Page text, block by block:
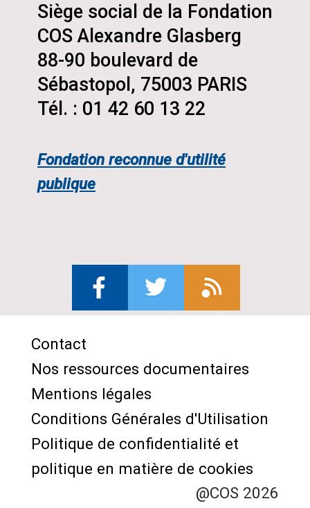
Siège social de la Fondation
COS Alexandre Glasberg
88-90 boulevard de
Sébastopol, 75003 PARIS
Tél. : 01 42 60 13 22
Fondation reconnue d'utilité
publique
@COS 2026
Menu
Pied
de
page
Contact
Nos ressources documentaires
Mentions légales
Conditions Générales d'Utilisation
Politique de confidentialité et
politique en matière de cookies